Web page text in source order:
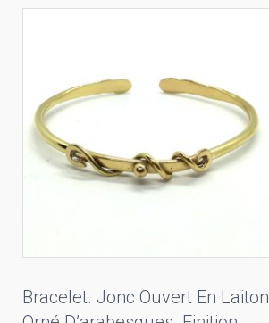
Bracelet. Jonc Ouvert En Laiton